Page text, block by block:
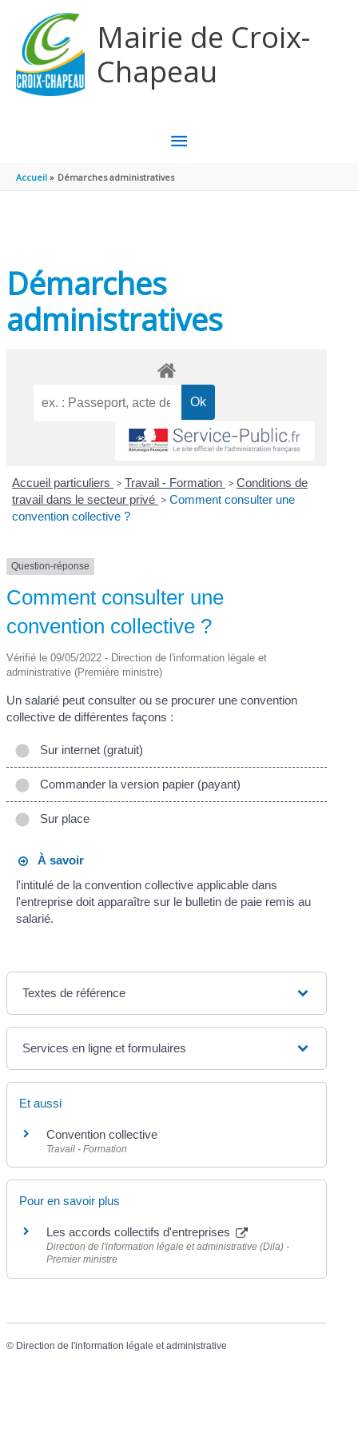
Mairie de Croix-
Chapeau
MENU
PRINCIPAL
Accueil Démarches administratives
Démarches
administratives
Accueil particuliers > Travail - Formation > Conditions de
travail dans le secteur privé > Comment consulter une
convention collective ?
Question-réponse
Comment consulter une
convention collective ?
Vérifié le 09/05/2022 - Direction de l'information légale et
administrative (Première ministre)
Un salarié peut consulter ou se procurer une convention
collective de différentes façons :
Sur internet (gratuit)
Commander la version papier (payant)
Sur place
À savoir
l'intitulé de la convention collective applicable dans
l'entreprise doit apparaître sur le bulletin de paie remis au
salarié.
Textes de référence
Services en ligne et formulaires
Et aussi
Convention collective
Travail - Formation
Pour en savoir plus
Les accords collectifs d'entreprises
Direction de l'information légale et administrative (Dila) -
Premier ministre
© Direction de l'information légale et administrative